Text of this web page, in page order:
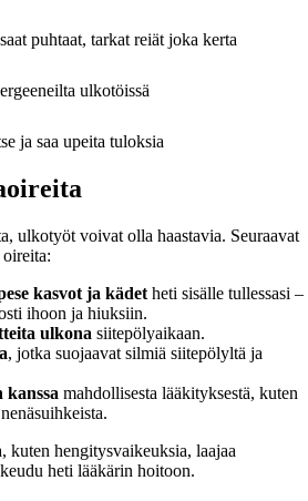
puhtaat, tarkat reiät joka kerta
ulkotöissä
ja saa upeita tuloksia
ulkotyöt voivat olla haastavia. Seuraavat
kasvot ja kädet heti sisälle tullessasi –
ihoon ja hiuksiin.
ulkona siitepölyaikaan.
, jotka suojaavat silmiä siitepölyltä ja
kanssa mahdollisesta lääkityksestä, kuten
kuten hengitysvaikeuksia, laajaa
heti lääkärin hoitoon.